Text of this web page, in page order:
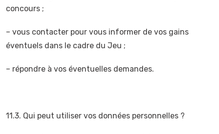
concours ;
– vous contacter pour vous informer de vos gains
éventuels dans le cadre du Jeu ;
– répondre à vos éventuelles demandes.
11.3. Qui peut utiliser vos données personnelles ?